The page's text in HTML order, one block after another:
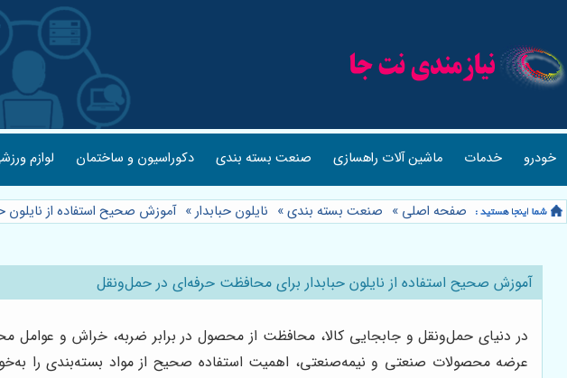
خودرو خدمات ماشین آلات راهسازی صنعت بسته بندی دکوراسیون و ساختمان لوازم
صفحه اصلی » صنعت بسته بندی» نایلون حبابدار» آموزش صحیح استفاده از نایلون
آموزش صحیح استفاده از نایلون حبابدار برای محافظت حرفه‌ای در حمل‌ونقل
در دنیای حمل‌ونقل و جابجایی کالا، محافظت از محصول در برابر ضربه، خراش و عوامل
عرضه محصولات صنعتی و نیمه‌صنعتی، اهمیت استفاده صحیح از مواد بسته‌بندی را